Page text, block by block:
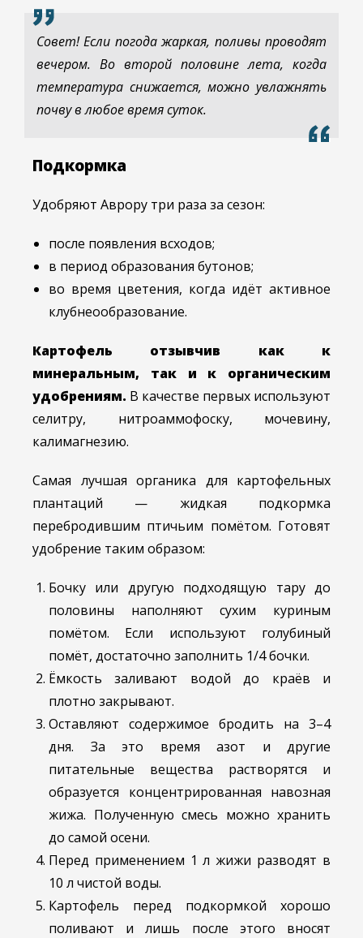
Совет! Если погода жаркая, поливы проводят
вечером. Во второй половине лета, когда
температура снижается, можно увлажнять
почву в любое время суток.
Подкормка
Удобряют Аврору три раза за сезон:
после появления всходов;
в период образования бутонов;
во время цветения, когда идёт активное
клубнеообразование.
Картофель отзывчив как к
минеральным, так и к органическим
удобрениям. В качестве первых используют
селитру, нитроаммофоску, мочевину,
калимагнезию.
Самая лучшая органика для картофельных
плантаций — жидкая подкормка
перебродившим птичьим помётом. Готовят
удобрение таким образом:
Бочку или другую подходящую тару до
половины наполняют сухим куриным
помётом. Если используют голубиный
помёт, достаточно заполнить 1/4 бочки.
Ёмкость заливают водой до краёв и
плотно закрывают.
Оставляют содержимое бродить на 3–4
дня. За это время азот и другие
питательные вещества растворятся и
образуется концентрированная навозная
жижа. Полученную смесь можно хранить
до самой осени.
Перед применением 1 л жижи разводят в
10 л чистой воды.
Картофель перед подкормкой хорошо
поливают и лишь после этого вносят